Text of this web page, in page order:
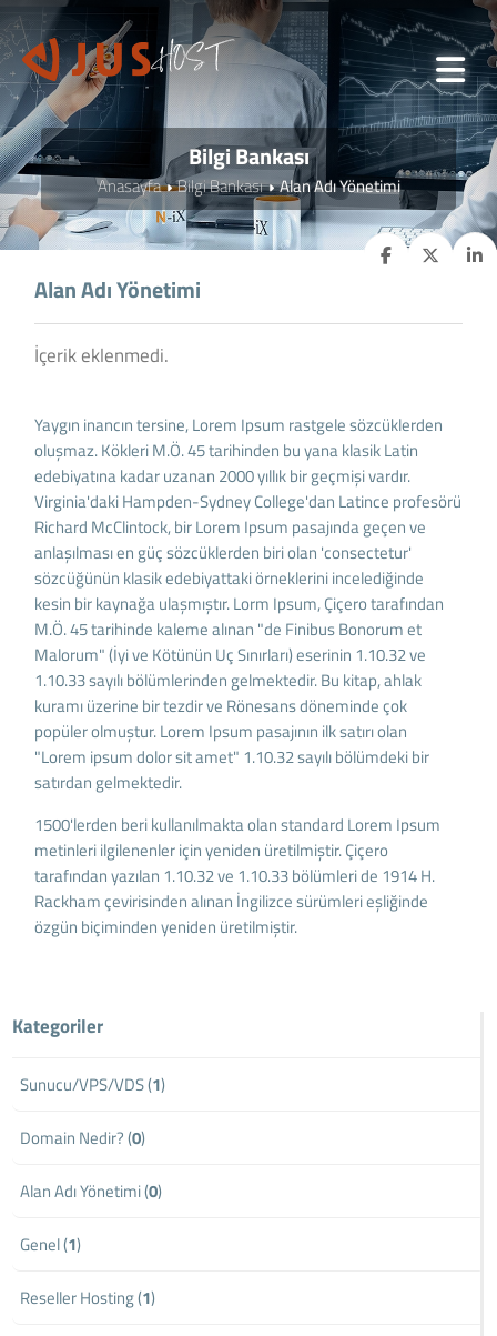
Bilgi Bankası
Anasayfa Bilgi Bankası Alan Adı Yönetimi
Alan Adı Yönetimi
İçerik eklenmedi.
Yaygın inancın tersine, Lorem Ipsum rastgele sözcüklerden
oluşmaz. Kökleri M.Ö. 45 tarihinden bu yana klasik Latin
edebiyatına kadar uzanan 2000 yıllık bir geçmişi vardır.
Virginia'daki Hampden-Sydney College'dan Latince profesörü
Richard McClintock, bir Lorem Ipsum pasajında geçen ve
anlaşılması en güç sözcüklerden biri olan 'consectetur'
sözcüğünün klasik edebiyattaki örneklerini incelediğinde
kesin bir kaynağa ulaşmıştır. Lorm Ipsum, Çiçero tarafından
M.Ö. 45 tarihinde kaleme alınan "de Finibus Bonorum et
Malorum" (İyi ve Kötünün Uç Sınırları) eserinin 1.10.32 ve
1.10.33 sayılı bölümlerinden gelmektedir. Bu kitap, ahlak
kuramı üzerine bir tezdir ve Rönesans döneminde çok
popüler olmuştur. Lorem Ipsum pasajının ilk satırı olan
"Lorem ipsum dolor sit amet" 1.10.32 sayılı bölümdeki bir
satırdan gelmektedir.
1500'lerden beri kullanılmakta olan standard Lorem Ipsum
metinleri ilgilenenler için yeniden üretilmiştir. Çiçero
tarafından yazılan 1.10.32 ve 1.10.33 bölümleri de 1914 H.
Rackham çevirisinden alınan İngilizce sürümleri eşliğinde
özgün biçiminden yeniden üretilmiştir.
Kategoriler
Sunucu/VPS/VDS (1)
Domain Nedir? (0)
Alan Adı Yönetimi (0)
Genel (1)
Reseller Hosting (1)